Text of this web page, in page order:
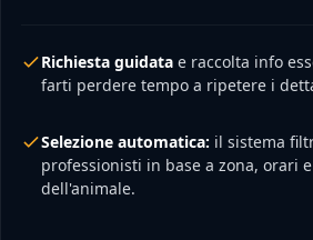
Richiesta guidata e raccolta info
farti perdere tempo a ripetere i
Selezione automatica: il sistema
professionisti in base a zona, orari
dell'animale.